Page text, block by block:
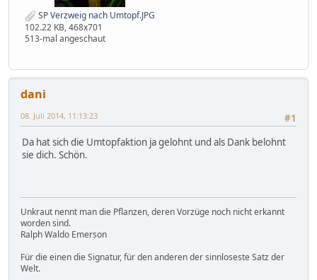
SP Verzweig nach Umtopf.JPG
102.22 KB, 468x701
513-mal angeschaut
dani
#1
08. Juli 2014, 11:13:23
Da hat sich die Umtopfaktion ja gelohnt und als Dank belohnt
sie dich. Schön.
Unkraut nennt man die Pflanzen, deren Vorzüge noch nicht erkannt
worden sind.
Ralph Waldo Emerson
Für die einen die Signatur, für den anderen der sinnloseste Satz der
Welt.